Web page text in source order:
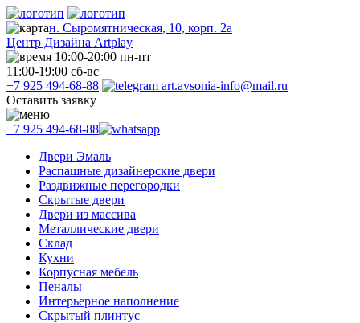
н. Сыромятническая, 10, корп. 2а
Центр Дизайна Artplay
10:00-20:00 пн-пт
11:00-19:00 сб-вс
+7 925 494-68-88
art.avsonia-info@mail.ru
Оставить заявку
+7 925 494-68-88
Двери Эмаль
Распашные дизайнерские двери
Раздвижные перегородки
Скрытые двери
Двери из массива
Металлические двери
Склад
Кухни
Корпусная мебель
Пеналы
Интерьерное наполнение
Скрытый плинтус